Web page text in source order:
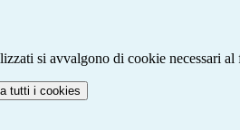
si avvalgono di cookie necessari
tutti i cookies